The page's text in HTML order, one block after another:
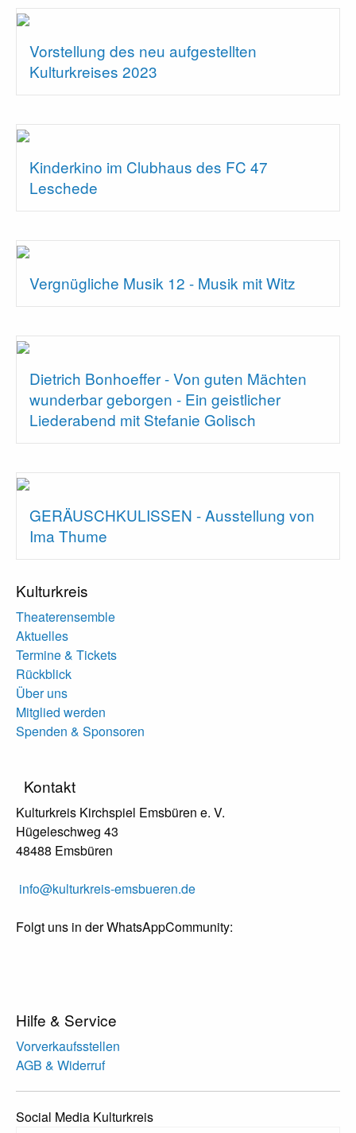
Vorstellung des neu aufgestellten
Kulturkreises 2023
Kinderkino im Clubhaus des FC 47
Leschede
Vergnügliche Musik 12 - Musik mit Witz
Dietrich Bonhoeffer - Von guten Mächten
wunderbar geborgen - Ein geistlicher
Liederabend mit Stefanie Golisch
GERÄUSCHKULISSEN - Ausstellung von
Ima Thume
Kulturkreis
Theaterensemble
Aktuelles
Termine & Tickets
Rückblick
Über uns
Mitglied werden
Spenden & Sponsoren
Kontakt
Kulturkreis Kirchspiel Emsbüren e. V.
Hügeleschweg 43
48488 Emsbüren
info@kulturkreis-emsbueren.de
Folgt uns in der WhatsAppCommunity:
Hilfe & Service
Vorverkaufsstellen
AGB & Widerruf
Social Media Kulturkreis